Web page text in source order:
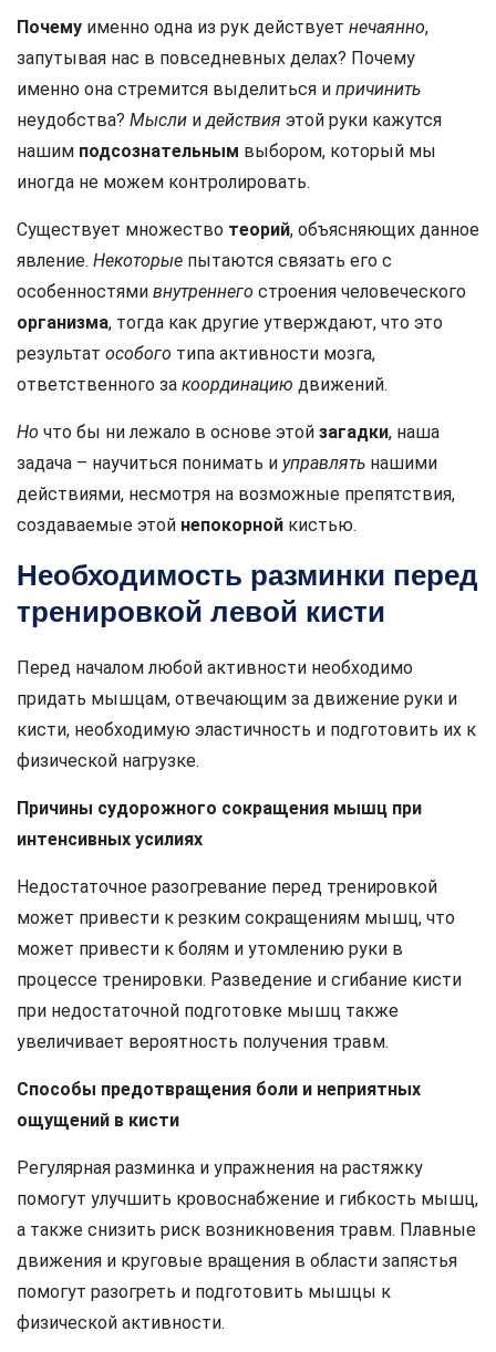
Почему именно одна из рук действует нечаянно,
запутывая нас в повседневных делах? Почему
именно она стремится выделиться и причинить
неудобства? Мысли идействия этой руки кажутся
нашим подсознательным выбором, который мы
иногда не можем контролировать.
Существует множество теорий, объясняющих данное
явление. Некоторые пытаются связать его с
особенностями внутреннего строения человеческого
организма, тогда как другие утверждают, что это
результат особого типа активности мозга,
ответственного за координацию движений.
Но что бы ни лежало в основе этой загадки, наша
задача – научиться понимать и управлять нашими
действиями, несмотря на возможные препятствия,
создаваемые этой непокорной кистью.
Необходимость разминки перед
тренировкой левой кисти
Перед началом любой активности необходимо
придать мышцам, отвечающим за движение руки и
кисти, необходимую эластичность и подготовить их к
физической нагрузке.
Причины судорожного сокращения мышц при
интенсивных усилиях
Недостаточное разогревание перед тренировкой
может привести к резким сокращениям мышц, что
может привести к болям и утомлению руки в
процессе тренировки. Разведение и сгибание кисти
при недостаточной подготовке мышц также
увеличивает вероятность получения травм.
Способы предотвращения боли и неприятных
ощущений в кисти
Регулярная разминка и упражнения на растяжку
помогут улучшить кровоснабжение и гибкость мышц,
а также снизить риск возникновения травм. Плавные
движения и круговые вращения в области запястья
помогут разогреть и подготовить мышцы к
физической активности.